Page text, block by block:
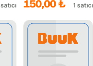
satıcı 150,00 ₺ 1 satıcı